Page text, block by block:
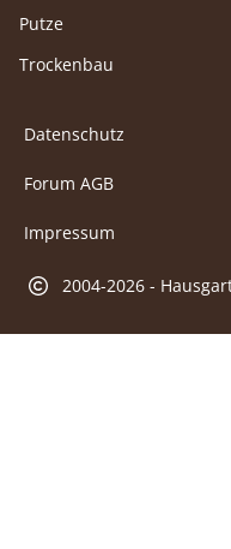
Putze
Trockenbau
Datenschutz
Forum AGB
Impressum
2004-2026 -